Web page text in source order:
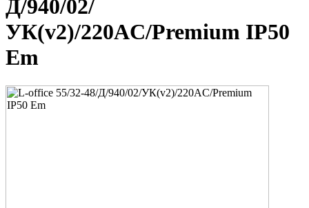
Д/940/02/
УК(v2)/220AC/Premium IP50
Em